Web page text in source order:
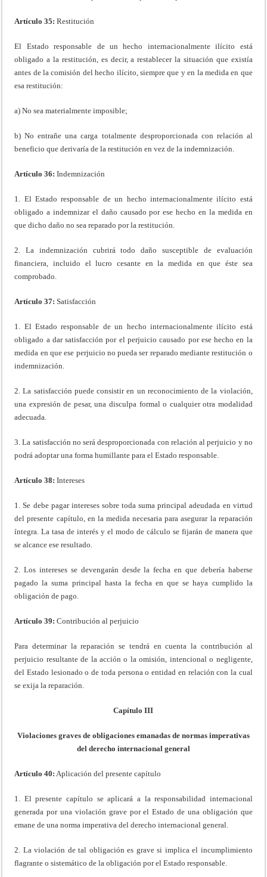
Artículo 35: Restitución
El Estado responsable de un hecho internacionalmente ilícito está
obligado a la restitución, es decir, a restablecer la situación que existía
antes de la comisión del hecho ilícito, siempre que y en la medida en que
esa restitución:
a) No sea materialmente imposible;
b) No entrañe una carga totalmente desproporcionada con relación al
beneficio que derivaría de la restitución en vez de la indemnización.
Artículo 36: Indemnización
1. El Estado responsable de un hecho internacionalmente ilícito está
obligado a indemnizar el daño causado por ese hecho en la medida en
que dicho daño no sea reparado por la restitución.
2. La indemnización cubrirá todo daño susceptible de evaluación
financiera, incluido el lucro cesante en la medida en que éste sea
comprobado.
Artículo 37: Satisfacción
1. El Estado responsable de un hecho internacionalmente ilícito está
obligado a dar satisfacción por el perjuicio causado por ese hecho en la
medida en que ese perjuicio no pueda ser reparado mediante restitución o
indemnización.
2. La satisfacción puede consistir en un reconocimiento de la violación,
una expresión de pesar, una disculpa formal o cualquier otra modalidad
adecuada.
3. La satisfacción no será desproporcionada con relación al perjuicio y no
podrá adoptar una forma humillante para el Estado responsable.
Artículo 38: Intereses
1. Se debe pagar intereses sobre toda suma principal adeudada en virtud
del presente capítulo, en la medida necesaria para asegurar la reparación
íntegra. La tasa de interés y el modo de cálculo se fijarán de manera que
se alcance ese resultado.
2. Los intereses se devengarán desde la fecha en que debería haberse
pagado la suma principal hasta la fecha en que se haya cumplido la
obligación de pago.
Artículo 39: Contribución al perjuicio
Para determinar la reparación se tendrá en cuenta la contribución al
perjuicio resultante de la acción o la omisión, intencional o negligente,
del Estado lesionado o de toda persona o entidad en relación con la cual
se exija la reparación.
Capítulo III
Violaciones graves de obligaciones emanadas de normas imperativas
del derecho internacional general
Artículo 40: Aplicación del presente capítulo
1. El presente capítulo se aplicará a la responsabilidad internacional
generada por una violación grave por el Estado de una obligación que
emane de una norma imperativa del derecho internacional general.
2. La violación de tal obligación es grave si implica el incumplimiento
flagrante o sistemático de la obligación por el Estado responsable.